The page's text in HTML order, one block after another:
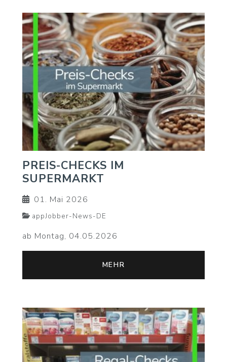
PREIS-CHECKS IM
SUPERMARKT
01. Mai 2026
appJobber-News-DE
ab Montag, 04.05.2026
MEHR